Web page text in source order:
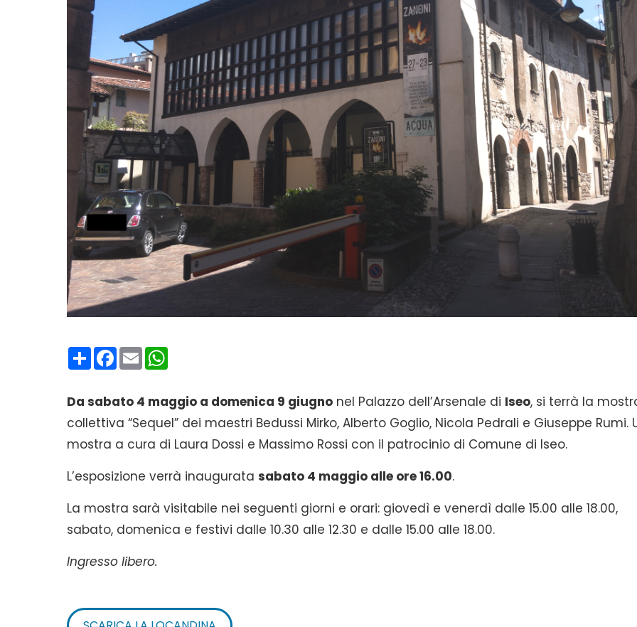
CondividiFacebook
Email
Da sabato 4 maggio a domenica 9 giugno nel Palazzo dell’Arsenale di Iseo, si terrà la
collettiva “Sequel” dei maestri Bedussi Mirko, Alberto Goglio, Nicola Pedrali e Giuseppe Rumi.
mostra a cura di Laura Dossi e Massimo Rossi con il patrocinio di Comune di Iseo.
L’esposizione verrà inauguratasabato 4 maggio alle ore 16.00.
La mostra sarà visitabile nei seguenti giorni e orari: giovedì e venerdì dalle 15.00 alle 18.00,
sabato, domenica e festivi dalle 10.30 alle 12.30 e dalle 15.00 alle 18.00.
Ingresso libero.